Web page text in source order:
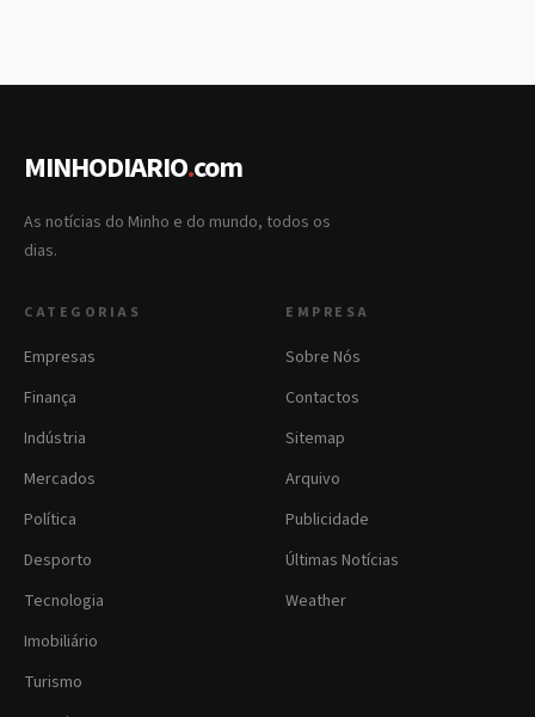
MINHODIARIO.com
As notícias do Minho e do mundo, todos os
dias.
CATEGORIAS
Empresas
Finança
Indústria
Mercados
Política
Desporto
Tecnologia
Imobiliário
Turismo
EMPRESA
Sobre Nós
Contactos
Sitemap
Arquivo
Publicidade
Últimas Notícias
Weather